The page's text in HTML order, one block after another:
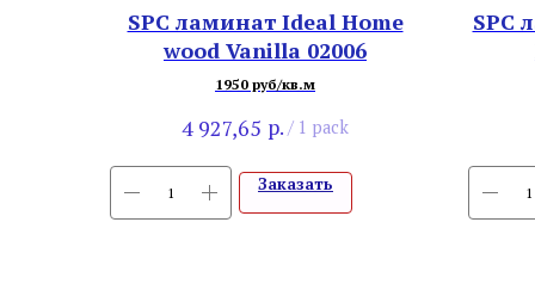
SPC ламинат Ideal Home
wood Vanilla 02006
1950 руб/кв.м
4 927,65 р. / 1 pack
Заказать
SPC